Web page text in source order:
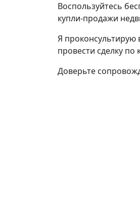
Воспользуйтесь
купли-продажи
Я
провести сделку
Доверьте